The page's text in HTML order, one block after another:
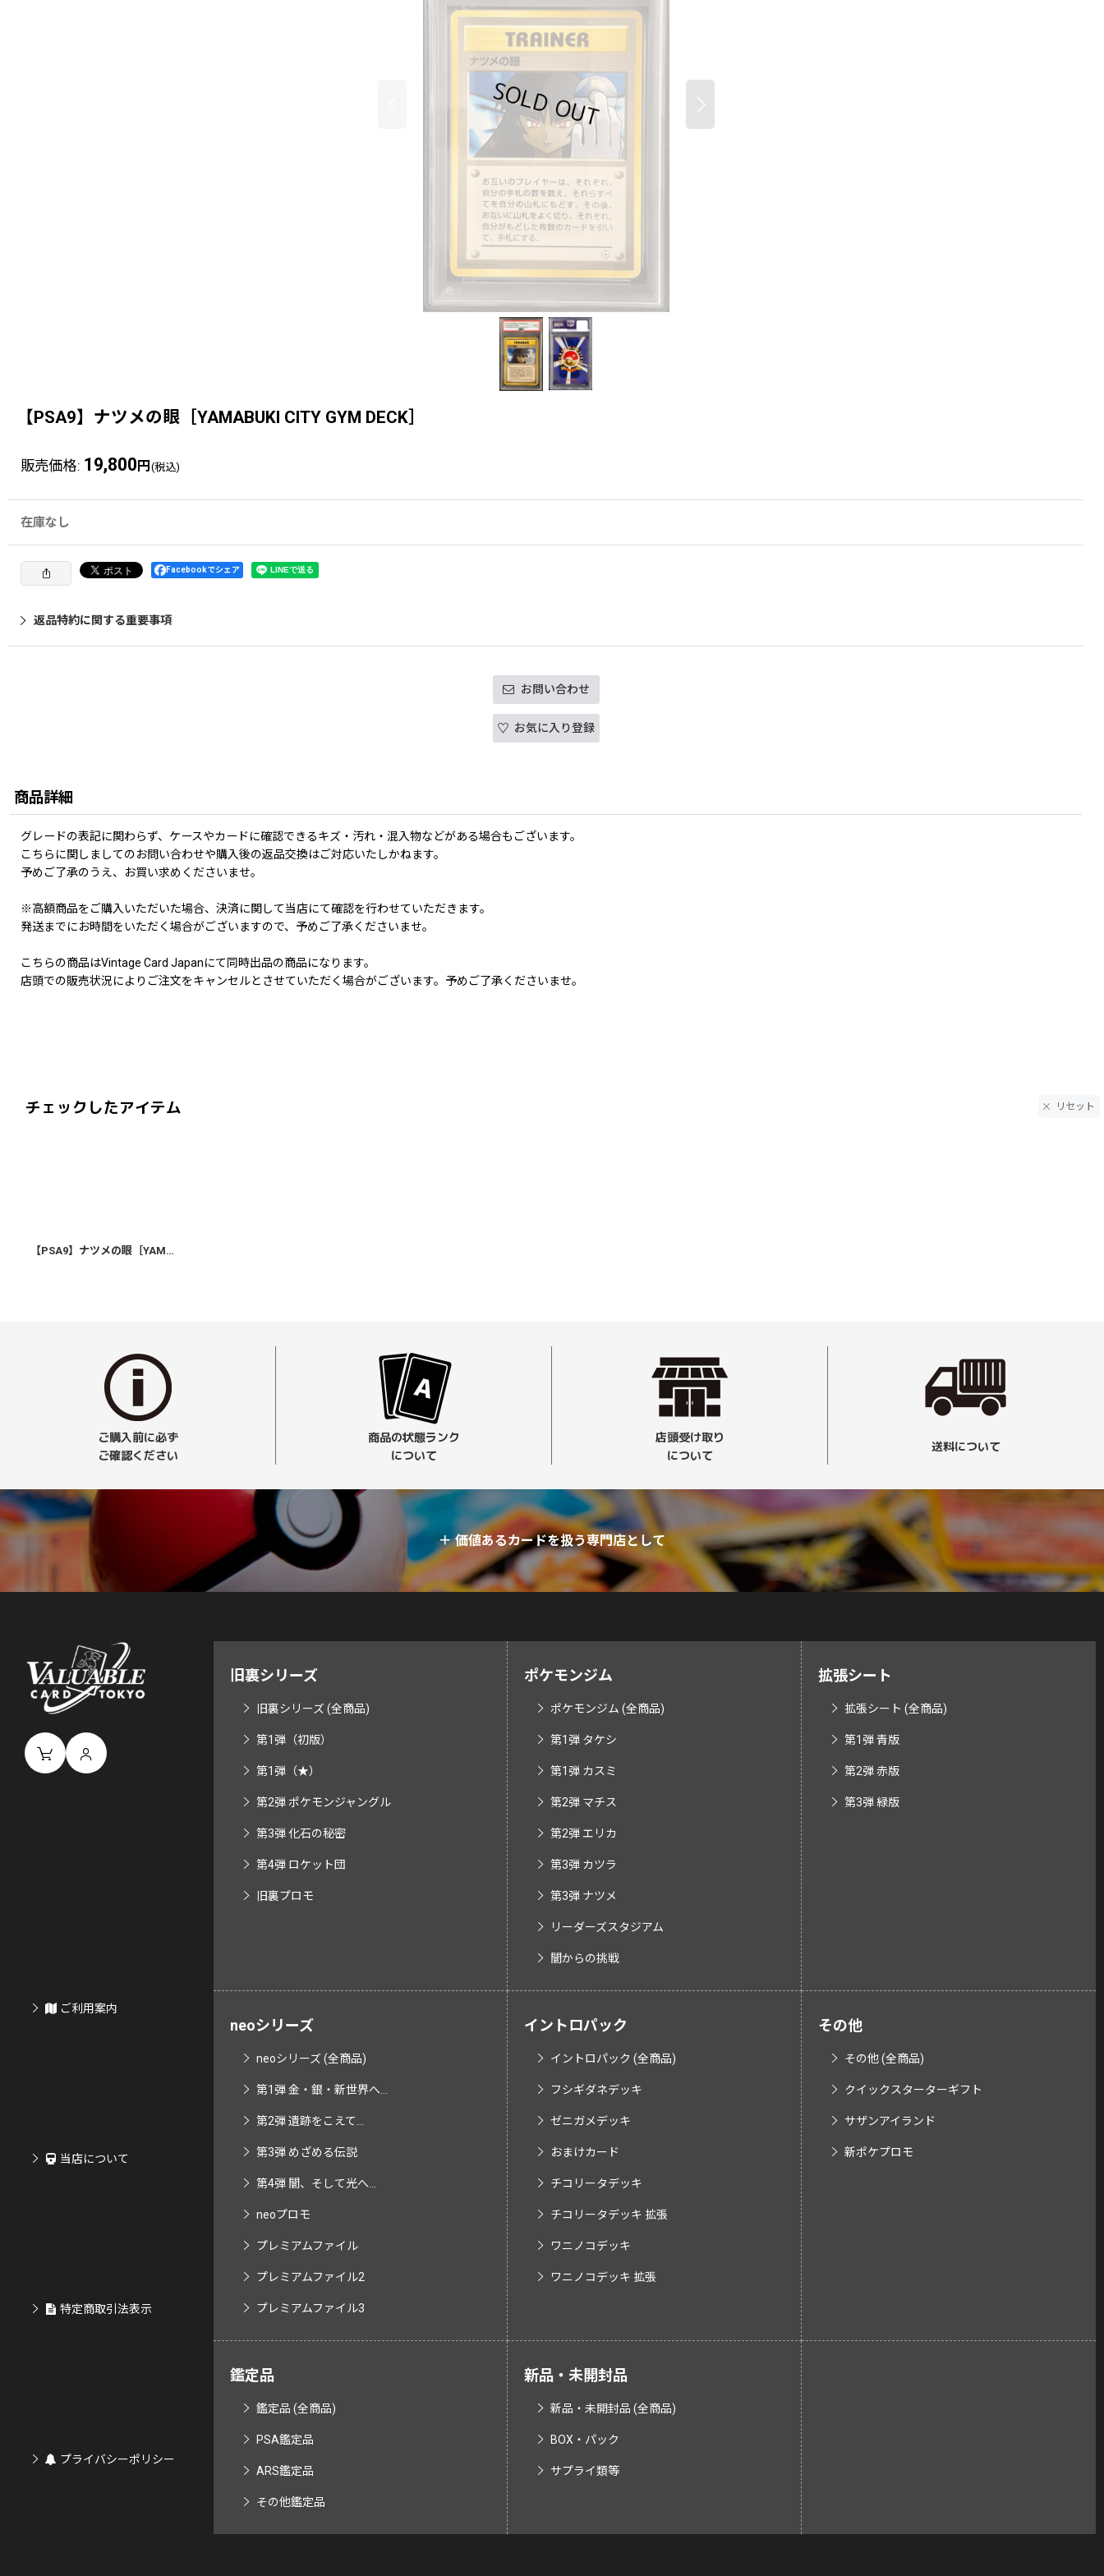
【PSA9】ナツメの眼［YAMABUKI CITY GYM DECK］
販売価格: 19,800 円 (税込)
在庫なし
Facebookでシェア
返品特約に関する重要事項
お問い合わせ
お気に入り登録
商品詳細
グレードの表記に関わらず、ケースやカードに確認できるキズ・汚れ・混入物などがある場合もございます。
こちらに関しましてのお問い合わせや購入後の返品交換はご対応いたしかねます。
予めご了承のうえ、お買い求めくださいませ。
※高額商品をご購入いただいた場合、決済に関して当店にて確認を行わせていただきます。
発送までにお時間をいただく場合がございますので、予めご了承くださいませ。
こちらの商品はVintage Card Japanにて同時出品の商品になります。
店頭での販売状況によりご注文をキャンセルとさせていただく場合がございます。予めご了承くださいませ。
チェックしたアイテム リセット
【PSA9】ナツメの眼［YAMABUKI CITY GYM DECK］
ご購入前に必ず
ご確認ください
商品の状態ランク
について
店頭受け取り
について
送料について
＋価値あるカードを扱う専門店として
ご利用案内
当店について
特定商取引法表示
プライバシーポリシー
旧裏シリーズ
旧裏シリーズ (全商品)
第1弾（初版）
第1弾（★）
第2弾 ポケモンジャングル
第3弾 化石の秘密
第4弾 ロケット団
旧裏プロモ
ポケモンジム
ポケモンジム (全商品)
第1弾 タケシ
第1弾 カスミ
第2弾 マチス
第2弾 エリカ
第3弾 カツラ
第3弾 ナツメ
リーダーズスタジアム
闇からの挑戦
拡張シート
拡張シート (全商品)
第1弾 青版
第2弾 赤版
第3弾 緑版
neoシリーズ
neoシリーズ (全商品)
第1弾 金・銀・新世界へ...
第2弾 遺跡をこえて...
第3弾 めざめる伝説
第4弾 闇、そして光へ...
neoプロモ
プレミアムファイル
プレミアムファイル2
プレミアムファイル3
イントロパック
イントロパック (全商品)
フシギダネデッキ
ゼニガメデッキ
おまけカード
チコリータデッキ
チコリータデッキ 拡張
ワニノコデッキ
ワニノコデッキ 拡張
その他
その他 (全商品)
クイックスターターギフト
サザンアイランド
新ポケプロモ
鑑定品
鑑定品 (全商品)
PSA鑑定品
ARS鑑定品
その他鑑定品
新品・未開封品
新品・未開封品 (全商品)
BOX・パック
サプライ類等